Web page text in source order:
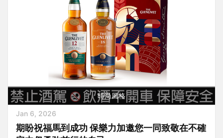
時尚風格
Jan 6, 2026
期盼祝福馬到成功 保樂力加邀您一同致敬在不確